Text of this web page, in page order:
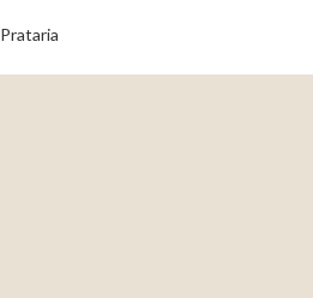
Prataria